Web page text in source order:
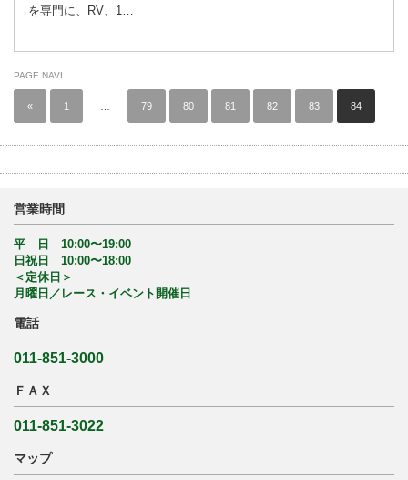
を専門に、RV、1…
PAGE NAVI
« 1 79 80 81 82 83 84
営業時間
平 日 10:00〜19:00
日祝日 10:00〜18:00
＜定休日＞
月曜日／レース・イベント開催日
電話
011-851-3000
ＦＡＸ
011-851-3022
マップ